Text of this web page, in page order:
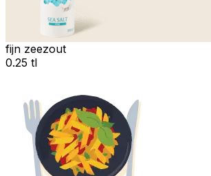
fijn zeezout
0.25 tl